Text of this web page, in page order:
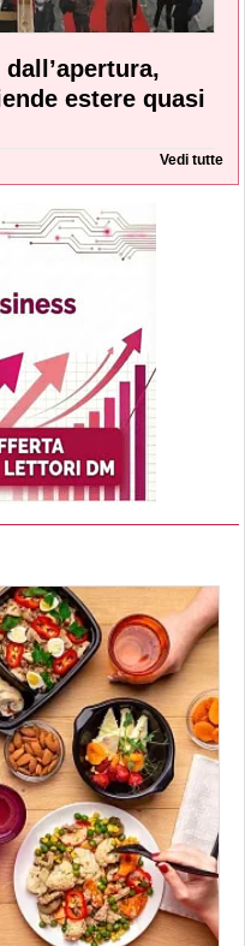
estere quasi
Vedi tutte